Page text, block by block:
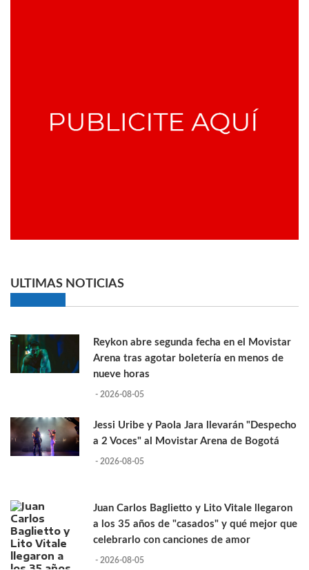
ULTIMAS NOTICIAS
Reykon abre segunda fecha en el Movistar
Arena tras agotar boletería en menos de
nueve horas
- 2026-08-05
Jessi Uribe y Paola Jara llevarán "Despecho
a 2 Voces" al Movistar Arena de Bogotá
- 2026-08-05
Juan Carlos Baglietto y Lito Vitale llegaron
a los 35 años de "casados" y qué mejor que
celebrarlo con canciones de amor
- 2026-08-05